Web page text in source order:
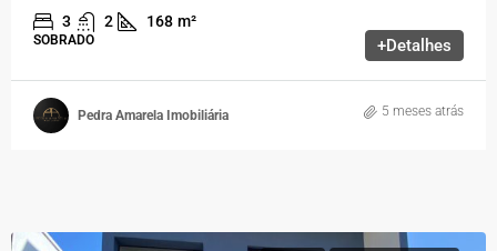
3 2 168 m²
SOBRADO +Detalhes
Pedra Amarela Imobiliária 5 meses atrás